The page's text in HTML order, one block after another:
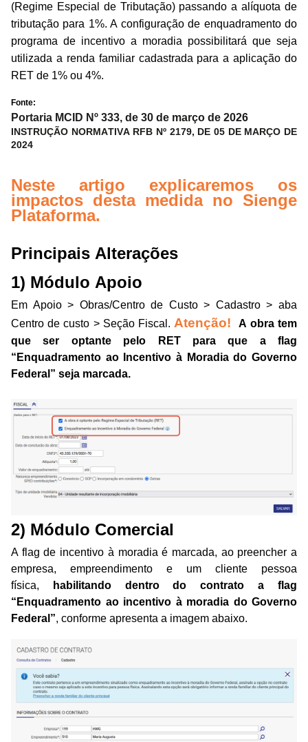
(Regime Especial de Tributação) passando a alíquota de
tributação para 1%. A configuração de enquadramento do
programa de incentivo a moradia possibilitará que seja
utilizada a renda familiar cadastrada para a aplicação do
RET de 1% ou 4%.
Fonte:
Portaria MCID Nº 333, de 30 de março de 2026
INSTRUÇÃO NORMATIVA RFB Nº 2179, DE 05 DE MARÇO DE
2024
Neste artigo explicaremos os
impactos desta medida no Sienge
Plataforma.
Principais Alterações
1) Módulo Apoio
Em Apoio > Obras/Centro de Custo > Cadastro > aba
Centro de custo > Seção Fiscal. Atenção! A obra tem
que ser optante pelo RET para que a flag
“Enquadramento ao Incentivo à Moradia do Governo
Federal” seja marcada.
2) Módulo Comercial
A flag de incentivo à moradia é marcada, ao preencher a
empresa, empreendimento e um cliente pessoa
física, habilitando dentro do contrato a flag
“Enquadramento ao incentivo à moradia do Governo
Federal”, conforme apresenta a imagem abaixo.